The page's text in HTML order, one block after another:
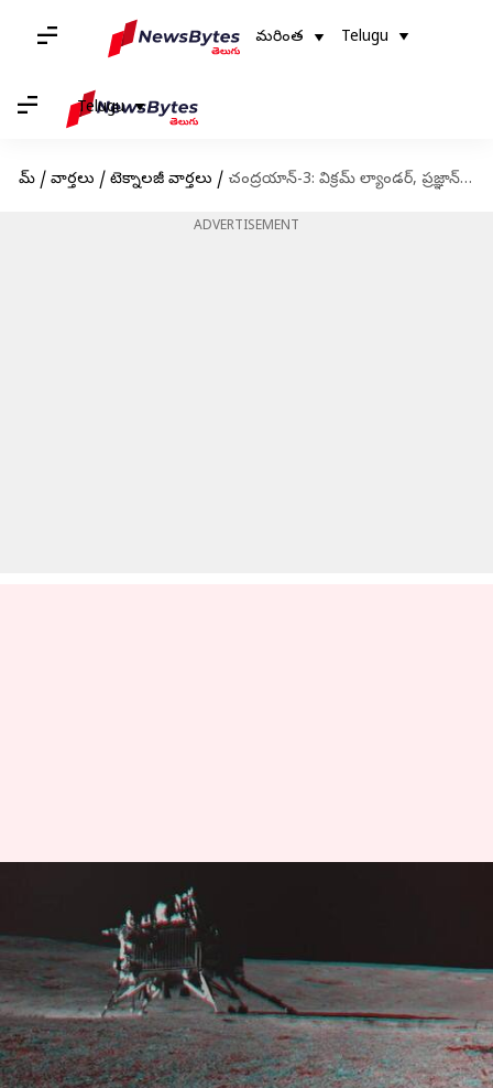
మరింత Telugu
Telugu
హోమ్ / వార్తలు / టెక్నాలజీ వార్తలు / చంద్రయాన్-3: విక్రమ్ ల్యాండర్, ప్రజ్ఞాన్ రోవర్ నిద్ర లేస్తాయా? రెండవ దశ మొదలవుతుందా?
ADVERTISEMENT
చంద్రయాన్-3: విక్రమ్ ల్యాండర్,
ప్రజ్ఞాన్ రోవర్ నిద్ర లేస్తాయా? రెండవ
దశ మొదలవుతుందా?
వ్రాసిన వారు Sriram Pranateja Sep 22, 2023 09:48 am
ఈ వార్తాకథనం ఏంటి